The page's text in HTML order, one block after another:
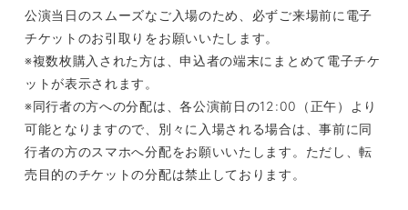
公演当日のスムーズなご入場のため、必ずご来場前に電子
チケットのお引取りをお願いいたします。
※複数枚購入された方は、申込者の端末にまとめて電子チケ
ットが表示されます。
※同行者の方への分配は、各公演前日の12:00（正午）より
可能となりますので、別々に入場される場合は、事前に同
行者の方のスマホへ分配をお願いいたします。ただし、転
売目的のチケットの分配は禁止しております。